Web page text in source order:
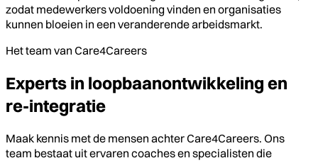
zodat medewerkers voldoening vinden en organisaties
kunnen bloeien in een veranderende arbeidsmarkt.
Het team van Care4Careers
Experts in loopbaanontwikkeling en
re-integratie
Maak kennis met de mensen achter Care4Careers. Ons
team bestaat uit ervaren coaches en specialisten die